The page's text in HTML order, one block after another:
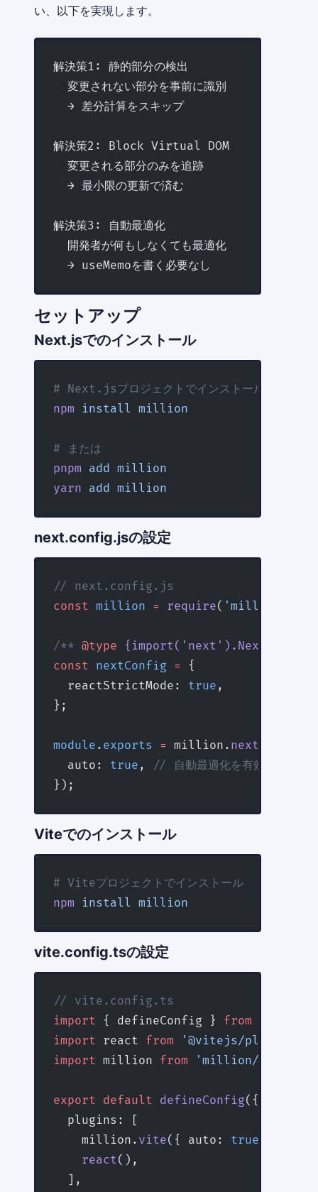
い、以下を実現します。
解決策1: 静的部分の検出
  変更されない部分を事前に識別
  → 差分計算をスキップ
解決策2: Block Virtual DOM
  変更される部分のみを追跡
  → 最小限の更新で済む
解決策3: 自動最適化
  開発者が何もしなくても最適化
  → useMemoを書く必要なし
セットアップ
Next.jsでのインストール
# Next.jsプロジェクトでインストール
npm install million
# または
pnpm add million
yarn add million
next.config.jsの設定
// next.config.js
const million = require( 'million/
/** @type {import('next').NextConfig}
const nextConfig = {
  reactStrictMode:
true ,
};
module . exports = million. next
  auto:
true , // 自動最適化を有効化
});
Viteでのインストール
# Viteプロジェクトでインストール
npm install million
vite.config.tsの設定
// vite.config.ts
import { defineConfig } from
import react from '@vitejs/plugin-
import million from 'million/
export default defineConfig({
  plugins: [
    million.
vite({ auto: true
    react
(),
  ],